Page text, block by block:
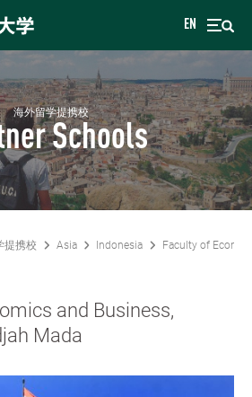
EN
海外留学提携校
Schools
提携校 Asia Indonesia Faculty of
and Business,
Mada